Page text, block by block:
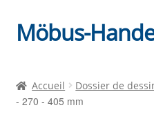
Aller
à
navigation
Aller
au
Möbus-
Nouvelles
Accueil Dossier de
- 270 - 405 mm